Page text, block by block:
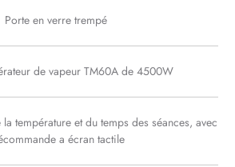
Porte en verre trempé
de vapeur TM60A de 4500W
température et du temps des séances, avec
a écran tactile